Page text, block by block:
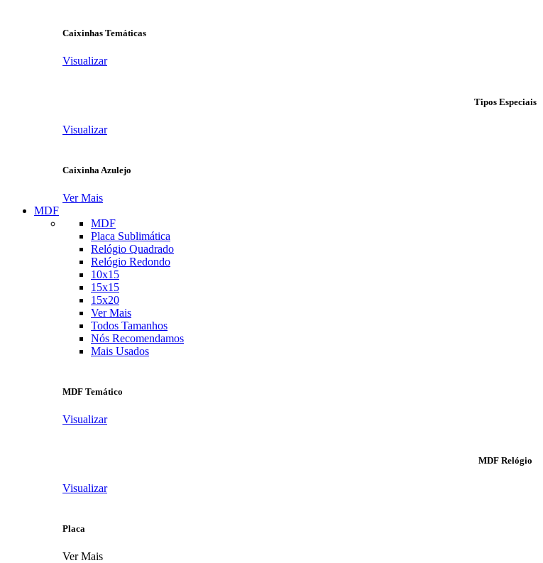
Caixinhas Temáticas
Visualizar
Tipos Especiais
Visualizar
Caixinha Azulejo
Ver Mais
MDF
MDF
Placa Sublimática
Relógio Quadrado
Relógio Redondo
10x15
15x15
15x20
Ver Mais
Todos Tamanhos
Nós Recomendamos
Mais Usados
MDF Temático
Visualizar
MDF Relógio
Visualizar
Placa
Ver Mais